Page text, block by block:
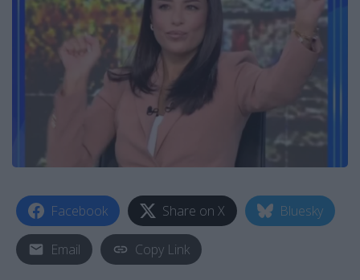
Facebook Share on X Bluesky
Email Copy Link